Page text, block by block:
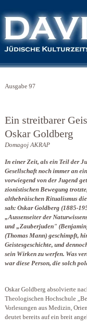
Ausgabe 97
Ein streitbarer
Oskar Goldberg
Domagoj AKRAP
In einer Zeit, als ein Teil der
Gesellschaft noch immer an
vorwiegend von der Jugend
zionistischen Bewegung
althebräischen Ritualismus
sah: Oskar Goldberg (1885-
„Aussenseiter der
und „Zauberjuden"
(Thomas Mann) geschimpft,
Geistesgeschichte, und
sein Wirken zu werfen. Was
war diese Person, die solch
Oskar Goldberg absolvierte
Theologischen Hochschule
Vorlesungen aus Medizin,
deutet bereits auf ein breit